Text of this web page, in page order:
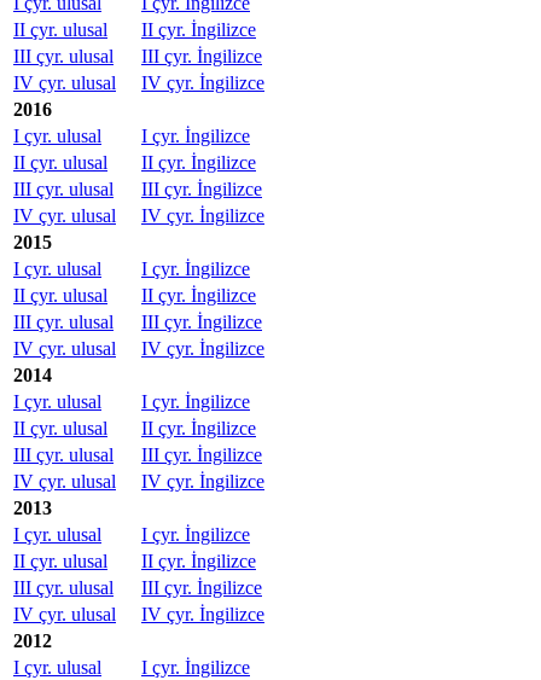
II çyr. ulusal
II çyr. İngilizce
III çyr. ulusal
III çyr. İngilizce
IV çyr. ulusal
IV çyr. İngilizce
2016
I çyr. ulusal
I çyr. İngilizce
II çyr. ulusal
II çyr. İngilizce
III çyr. ulusal
III çyr. İngilizce
IV çyr. ulusal
IV çyr. İngilizce
2015
I çyr. ulusal
I çyr. İngilizce
II çyr. ulusal
II çyr. İngilizce
III çyr. ulusal
III çyr. İngilizce
IV çyr. ulusal
IV çyr. İngilizce
2014
I çyr. ulusal
I çyr. İngilizce
II çyr. ulusal
II çyr. İngilizce
III çyr. ulusal
III çyr. İngilizce
IV çyr. ulusal
IV çyr. İngilizce
2013
I çyr. ulusal
I çyr. İngilizce
II çyr. ulusal
II çyr. İngilizce
III çyr. ulusal
III çyr. İngilizce
IV çyr. ulusal
IV çyr. İngilizce
2012
I çyr. ulusal
I çyr. İngilizce